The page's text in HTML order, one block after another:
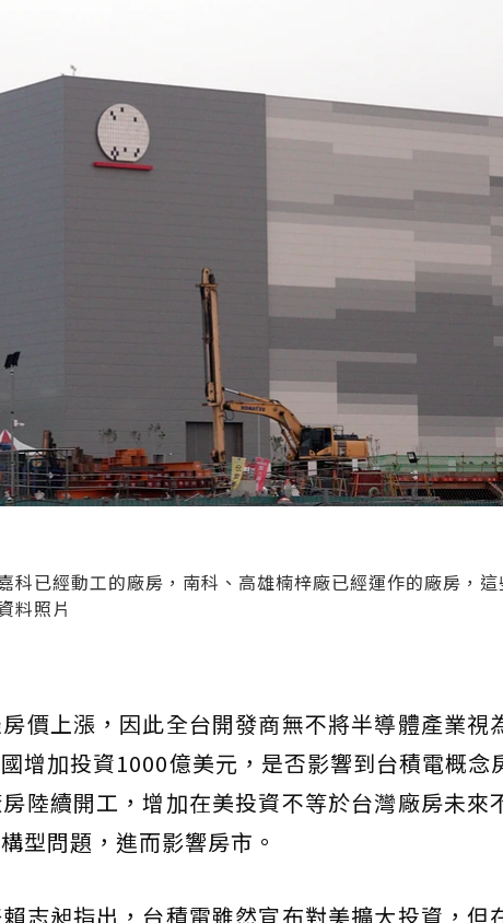
科已經動工的廠房，南科、高雄楠梓廠已經運作的廠房，
料照片
價上漲，因此全台開發商無不將半導體產業視
增加投資1000億美元，是否影響到台積電概念
陸續開工，增加在美投資不等於台灣廠房未來
型問題，進而影響房市。
志昶指出，台積電雖然宣布對美擴大投資，但